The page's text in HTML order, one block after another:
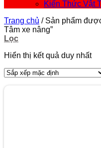
Kiến Thức Vật
Trang chủ /Sản phẩm
Tâm xe nâng”
Lọc
Hiển thị kết quả duy nhất